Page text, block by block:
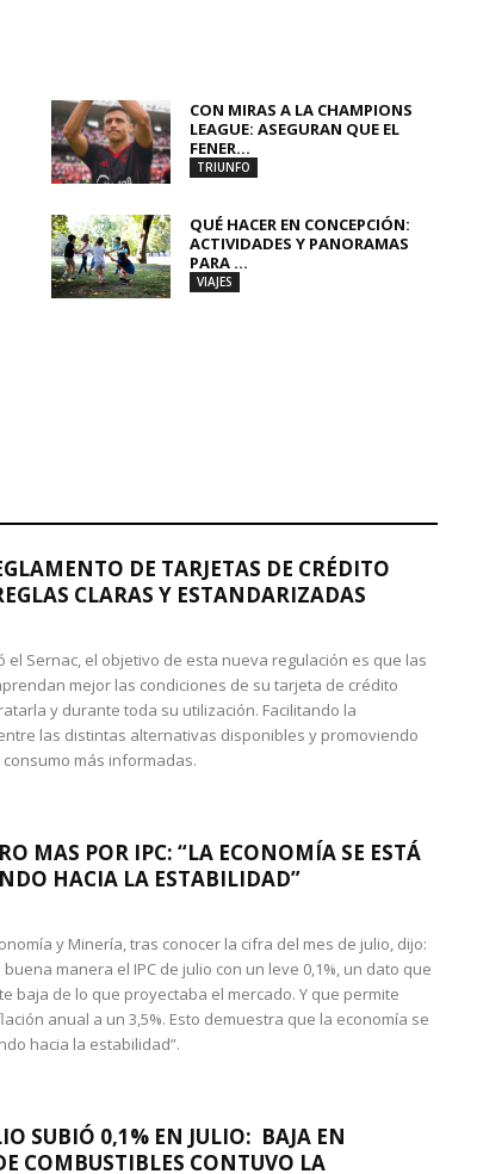
CON MIRAS A LA CHAMPIONS
LEAGUE: ASEGURAN QUE EL
FENER...
TRIUNFO
QUÉ HACER EN CONCEPCIÓN:
ACTIVIDADES Y PANORAMAS
PARA ...
VIAJES
DE TARJETAS DE CRÉDITO
CLARAS Y ESTANDARIZADAS
el Sernac, el objetivo de esta nueva regulación es que las
mejor las condiciones de su tarjeta de crédito
y durante toda su utilización. Facilitando la
las distintas alternativas disponibles y promoviendo
más informadas.
MAS POR IPC: “LA ECONOMÍA SE ESTÁ
HACIA LA ESTABILIDAD”
y Minería, tras conocer la cifra del mes de julio, dijo:
buena manera el IPC de julio con un leve 0,1%, un dato que
baja de lo que proyectaba el mercado. Y que permite
anual a un 3,5%. Esto demuestra que la economía se
hacia la estabilidad”.
SUBIÓ 0,1% EN JULIO: BAJA EN
COMBUSTIBLES CONTUVO LA